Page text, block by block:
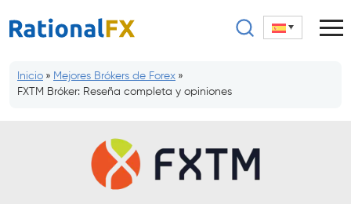
Inicio » Mejores Brókers de Forex »
FXTM Bróker: Reseña completa y opiniones